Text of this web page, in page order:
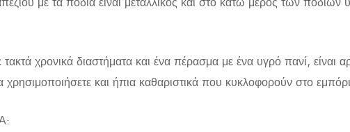
χρονικά διαστήματα και ένα πέρασμα με ένα υγρό πανί, είναι
χρησιμοποιήσετε και ήπια καθαριστικά που κυκλοφορούν στο